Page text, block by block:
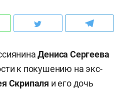
Дениса Сергеева
к покушению на экс-
Скрипаля и его дочь